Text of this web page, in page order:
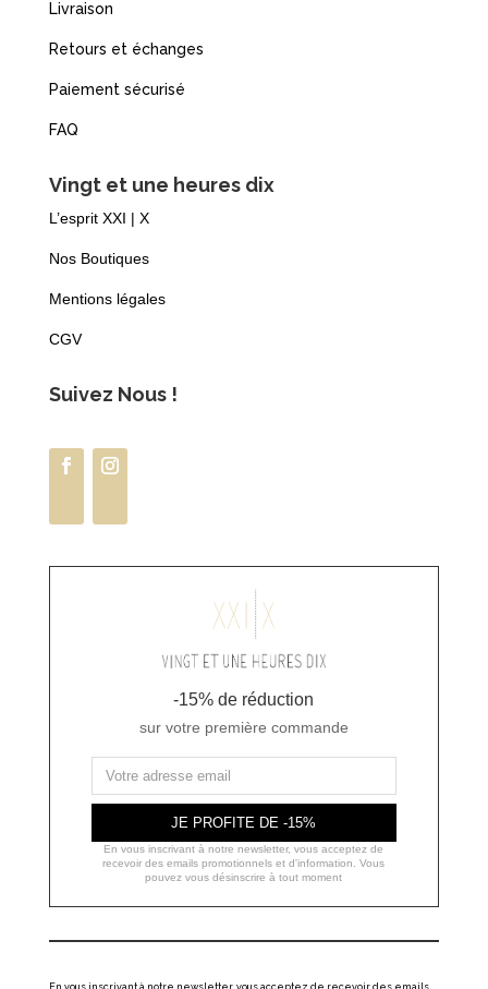
Livraison
Retours et échanges
Paiement sécurisé
FAQ
Vingt et une heures dix
L’esprit XXI | X
Nos Boutiques
Mentions légales
CGV
Suivez Nous !
-15% de réduction
sur votre première commande
JE PROFITE DE -15%
En vous inscrivant à notre newsletter, vous acceptez de
recevoir des emails promotionnels et d'information. Vous
pouvez vous désinscrire à tout moment